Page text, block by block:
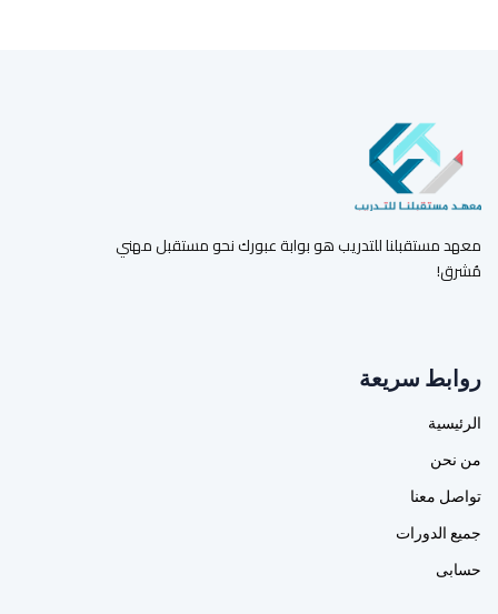
معهد مستقبلنا للتدريب هو بوابة عبورك نحو مستقبل مهني
مُشرق!
روابط سريعة
الرئيسية
من نحن
تواصل معنا
جميع الدورات
حسابى